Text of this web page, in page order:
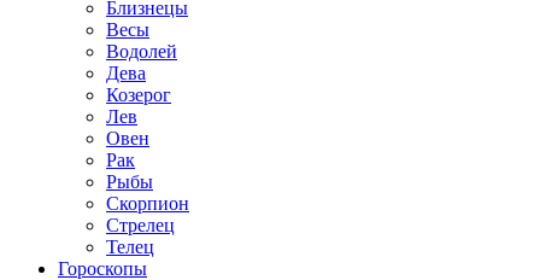
Близнецы
Весы
Водолей
Дева
Козерог
Лев
Овен
Рак
Рыбы
Скорпион
Стрелец
Телец
Гороскопы